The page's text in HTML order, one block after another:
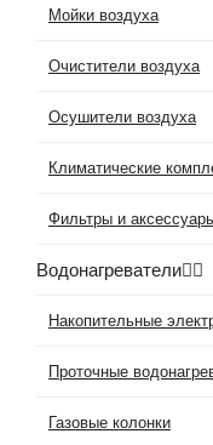
Мойки воздуха
Очистители воздуха
Осушители воздуха
Климатические
Фильтры и
Водонагреватели
Накопительные
Проточные
Газовые колонки